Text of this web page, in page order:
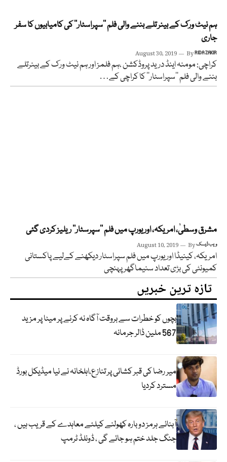
ہم نیٹ ورک کے بینر تلے بننے والی فلم ’’سپراسٹار‘‘ کی کامیابیوں کا سفر
جاری
August 30, 2019 ByRIDA ZAKIR
کراچی: مومنہ اینڈ درید پروڈکشن ،ہم فلمز اور ہم نیٹ ورک کے بینرتلے
بننے والی فلم ’’سپراسٹار‘‘ کا کراچی کے…
مشرق وسطیٰ، امریکہ، اور یورپ میں فلم ’’سپرسٹار‘‘ ریلیز کردی گئی
August 10, 2019 Byویب ڈیسک
امریکہ، کینیڈا اور یورپ میں فلم سپراسٹار دیکھنے کےلیے پاکستانی
کمیونٹی کی بڑی تعداد سنیماگھر پہنچی
تازہ ترین خبریں
بچوں کو خطرات سے بروقت آگاہ نہ کرنے پر میٹا پر مزید
567 ملین ڈالر جرمانہ
میر رضا کی قبر کشائی پر تنازع،اہلخانہ نے نیا میڈیکل بورڈ
مسترد کردیا
آبنائے ہرمز دوبارہ کھولنے کیلئے معاہدے کے قریب ہیں ،
جنگ جلد ختم ہو جائے گی ، ڈونلڈ ٹرمپ